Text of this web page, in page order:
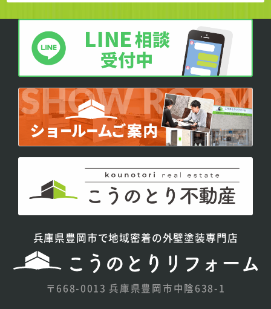
兵庫県豊岡市で地域密着の外壁塗装専門店
〒668-0013 兵庫県豊岡市中陰638-1